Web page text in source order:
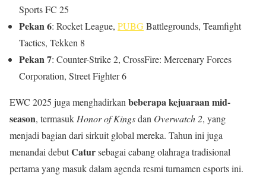
Sports FC 25
Pekan 6: Rocket League, PUBGBattlegrounds, Teamfight
Tactics, Tekken 8
Pekan 7: Counter-Strike 2, CrossFire: Mercenary Forces
Corporation, Street Fighter 6
EWC 2025 juga menghadirkan beberapa kejuaraan mid-
season, termasuk Honor of Kingsdan Overwatch 2, yang
menjadi bagian dari sirkuit global mereka. Tahun ini juga
menandai debutCatursebagai cabang olahraga tradisional
pertama yang masuk dalam agenda resmi turnamen esports ini.